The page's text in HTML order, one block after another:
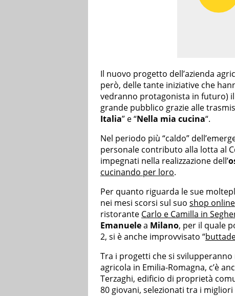
Il nuovo progetto dell’azienda
però, delle tante iniziative che
vedranno protagonista in futuro)
grande pubblico grazie alle
Italia” e “Nella mia cucina“.
Nel periodo più “caldo”
personale contributo alla lotta al
impegnati nella realizzazione dell’
cucinando per loro.
Per quanto riguarda le sue
nei mesi scorsi sul suo shop online
ristorante Carlo e Camilla in
Emanuelea Milano, per il quale
2, si è anche improvvisato “
Tra i progetti che si svilupperanno
agricola in Emilia-Romagna, c’è
Terzaghi, edificio di proprietà
80 giovani, selezionati tra i